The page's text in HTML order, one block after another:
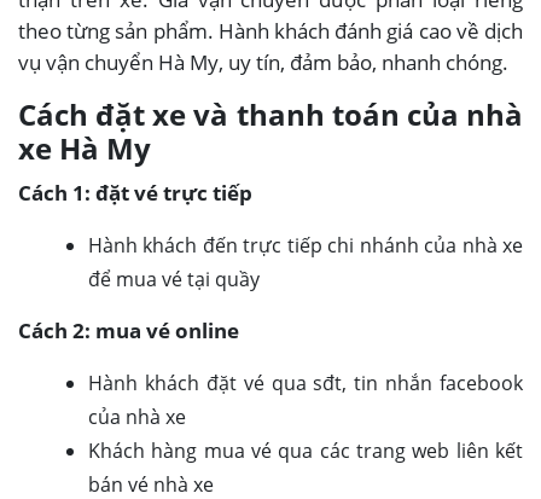
theo từng sản phẩm. Hành khách đánh giá cao về dịch
vụ vận chuyển Hà My, uy tín, đảm bảo, nhanh chóng.
Cách đặt xe và thanh toán của nhà
xe Hà My
Cách 1: đặt vé trực tiếp
Hành khách đến trực tiếp chi nhánh của nhà xe
để mua vé tại quầy
Cách 2: mua vé online
Hành khách đặt vé qua sđt, tin nhắn facebook
của nhà xe
Khách hàng mua vé qua các trang web liên kết
bán vé nhà xe